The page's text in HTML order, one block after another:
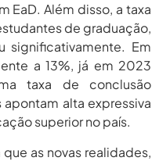
EaD. Além disso, a taxa
de graduação,
significativamente. Em
a 13%, já em 2023
taxa de conclusão
alta expressiva
superior no país.
as novas realidades,